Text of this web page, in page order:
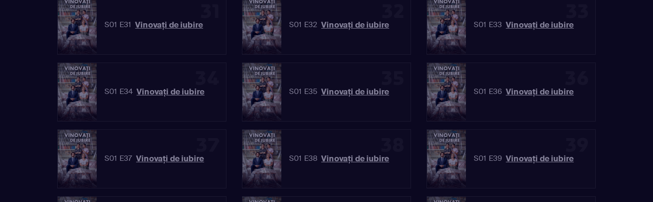
S01 E31 Vinovaţi de iubire S01 E32 Vinovaţi de iubire S01 E33 Vinovaţi de iubire
S01 E34 Vinovaţi de iubire S01 E35 Vinovaţi de iubire S01 E36 Vinovaţi de iubire
S01 E37 Vinovaţi de iubire S01 E38 Vinovaţi de iubire S01 E39 Vinovaţi de iubire